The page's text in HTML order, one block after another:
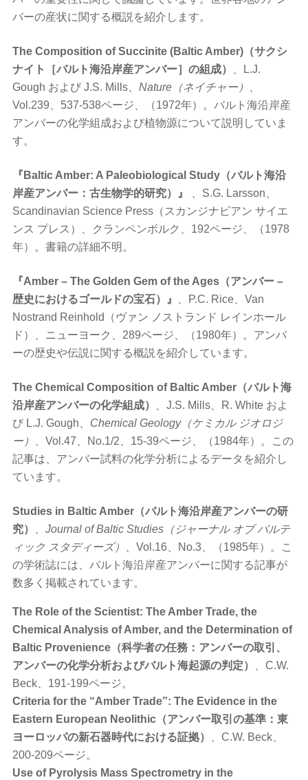
バーの産状に関する概説を紹介します。
The Composition of Succinite (Baltic Amber)（サクシ
ナイト［バルト海沿岸産アンバー］の組成）
、L.J.
Gough および J.S. Mills、 Nature（ネイチャー）
Vol.239、537-538ページ、（1972年）。バルト海沿岸産
アンバーの化学組成および植物源について説明していま
す。
『Baltic Amber: A Paleobiological Study（バルト海沿
岸産アンバー：古生物学的研究）』
、S.G. Larsson、
Scandinavian Science Press（スカンジナビアン サイエ
ンス プレス）、クランペンボルク、192ページ、（1978
年）。書籍の詳細不明。
『Amber – The Golden Gem of the Ages（アンバー –
歴史におけるゴールドの宝石）』
、P.C. Rice、Van
Nostrand Reinhold（ヴァン ノストランド レインホール
ド）、ニューヨーク、289ページ、（1980年）。アンバ
ーの歴史や伝説に関する概説を紹介しています。
The Chemical Composition of Baltic Amber（バルト海
沿岸産アンバーの化学組成）
、J.S. Mills、R. White およ
び L.J. Gough、 Chemical Geology（ケミカル ジオロジ
ー）
、Vol.47、No.1/2、15-39ページ、（1984年）。この
記事は、アンバー試料の化学分析によるデータを紹介し
ています。
Studies in Baltic Amber（バルト海沿岸産アンバーの研
究）
Journal of Baltic Studies（ジャーナル オブ バルテ
ィック スタディーズ）
、Vol.16、No.3、（1985年）。こ
の学術誌には、バルト海沿岸産アンバーに関する記事が
数多く掲載されています。
The Role of the Scientist: The Amber Trade, the
Chemical Analysis of Amber, and the Determination of
Baltic Provenience（科学者の任務：アンバーの取引、
アンバーの化学分析およびバルト海起源の判定）
、C.W.
Beck、191-199ページ。
Criteria for the “Amber Trade”: The Evidence in the
Eastern European Neolithic（アンバー取引の基準：東
ヨーロッパの新石器時代における証拠）
、C.W. Beck、
200-209ページ。
Use of Pyrolysis Mass Spectrometry in the